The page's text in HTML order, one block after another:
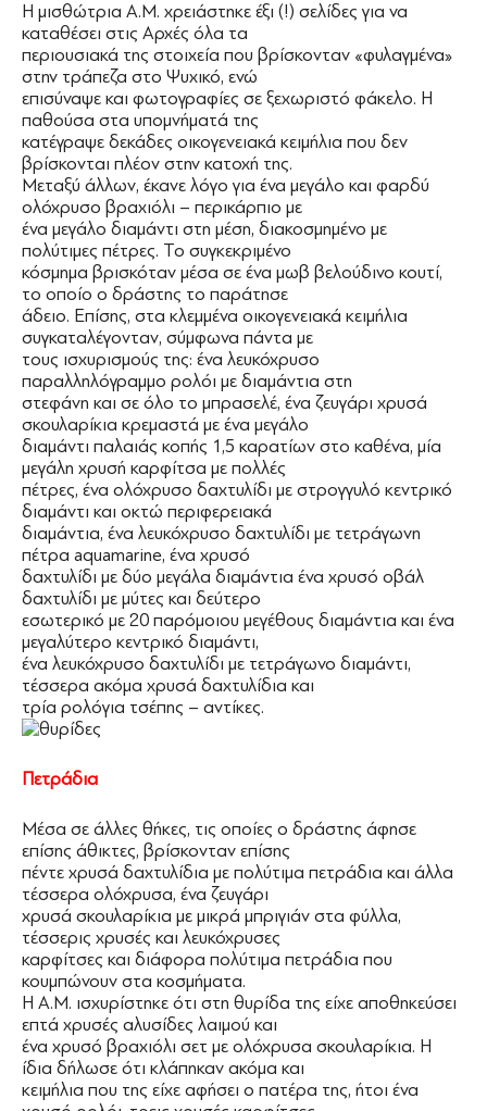
Η μισθώτρια Α.Μ. χρειάστηκε έξι (!) σελίδες για να
καταθέσει στις Αρχές όλα τα
περιουσιακά της στοιχεία που βρίσκονταν «φυλαγμένα»
στην τράπεζα στο Ψυχικό, ενώ
επισύναψε και φωτογραφίες σε ξεχωριστό φάκελο. Η
παθούσα στα υπομνήματά της
κατέγραψε δεκάδες οικογενειακά κειμήλια που δεν
βρίσκονται πλέον στην κατοχή της.
Μεταξύ άλλων, έκανε λόγο για ένα μεγάλο και φαρδύ
ολόχρυσο βραχιόλι – περικάρπιο με
ένα μεγάλο διαμάντι στη μέση, διακοσμημένο με
πολύτιμες πέτρες. Το συγκεκριμένο
κόσμημα βρισκόταν μέσα σε ένα μωβ βελούδινο κουτί,
το οποίο ο δράστης το παράτησε
άδειο. Επίσης, στα κλεμμένα οικογενειακά κειμήλια
συγκαταλέγονταν, σύμφωνα πάντα με
τους ισχυρισμούς της: ένα λευκόχρυσο
παραλληλόγραμμο ρολόι με διαμάντια στη
στεφάνη και σε όλο το μπρασελέ, ένα ζευγάρι χρυσά
σκουλαρίκια κρεμαστά με ένα μεγάλο
διαμάντι παλαιάς κοπής 1,5 καρατίων στο καθένα, μία
μεγάλη χρυσή καρφίτσα με πολλές
πέτρες, ένα ολόχρυσο δαχτυλίδι με στρογγυλό κεντρικό
διαμάντι και οκτώ περιφερειακά
διαμάντια, ένα λευκόχρυσο δαχτυλίδι με τετράγωνη
πέτρα aquamarine, ένα χρυσό
δαχτυλίδι με δύο μεγάλα διαμάντια ένα χρυσό οβάλ
δαχτυλίδι με μύτες και δεύτερο
εσωτερικό με 20 παρόμοιου μεγέθους διαμάντια και ένα
μεγαλύτερο κεντρικό διαμάντι,
ένα λευκόχρυσο δαχτυλίδι με τετράγωνο διαμάντι,
τέσσερα ακόμα χρυσά δαχτυλίδια και
τρία ρολόγια τσέπης – αντίκες.
Πετράδια
Μέσα σε άλλες θήκες, τις οποίες ο δράστης άφησε
επίσης άθικτες, βρίσκονταν επίσης
πέντε χρυσά δαχτυλίδια με πολύτιμα πετράδια και άλλα
τέσσερα ολόχρυσα, ένα ζευγάρι
χρυσά σκουλαρίκια με μικρά μπριγιάν στα φύλλα,
τέσσερις χρυσές και λευκόχρυσες
καρφίτσες και διάφορα πολύτιμα πετράδια που
κουμπώνουν στα κοσμήματα.
Η Α.Μ. ισχυρίστηκε ότι στη θυρίδα της είχε αποθηκεύσει
επτά χρυσές αλυσίδες λαιμού και
ένα χρυσό βραχιόλι σετ με ολόχρυσα σκουλαρίκια. Η
ίδια δήλωσε ότι κλάπηκαν ακόμα και
κειμήλια που της είχε αφήσει ο πατέρα της, ήτοι ένα